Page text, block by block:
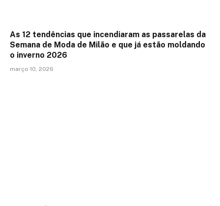
As 12 tendências que incendiaram as passarelas da
Semana de Moda de Milão e que já estão moldando
o inverno 2026
março 10, 2026